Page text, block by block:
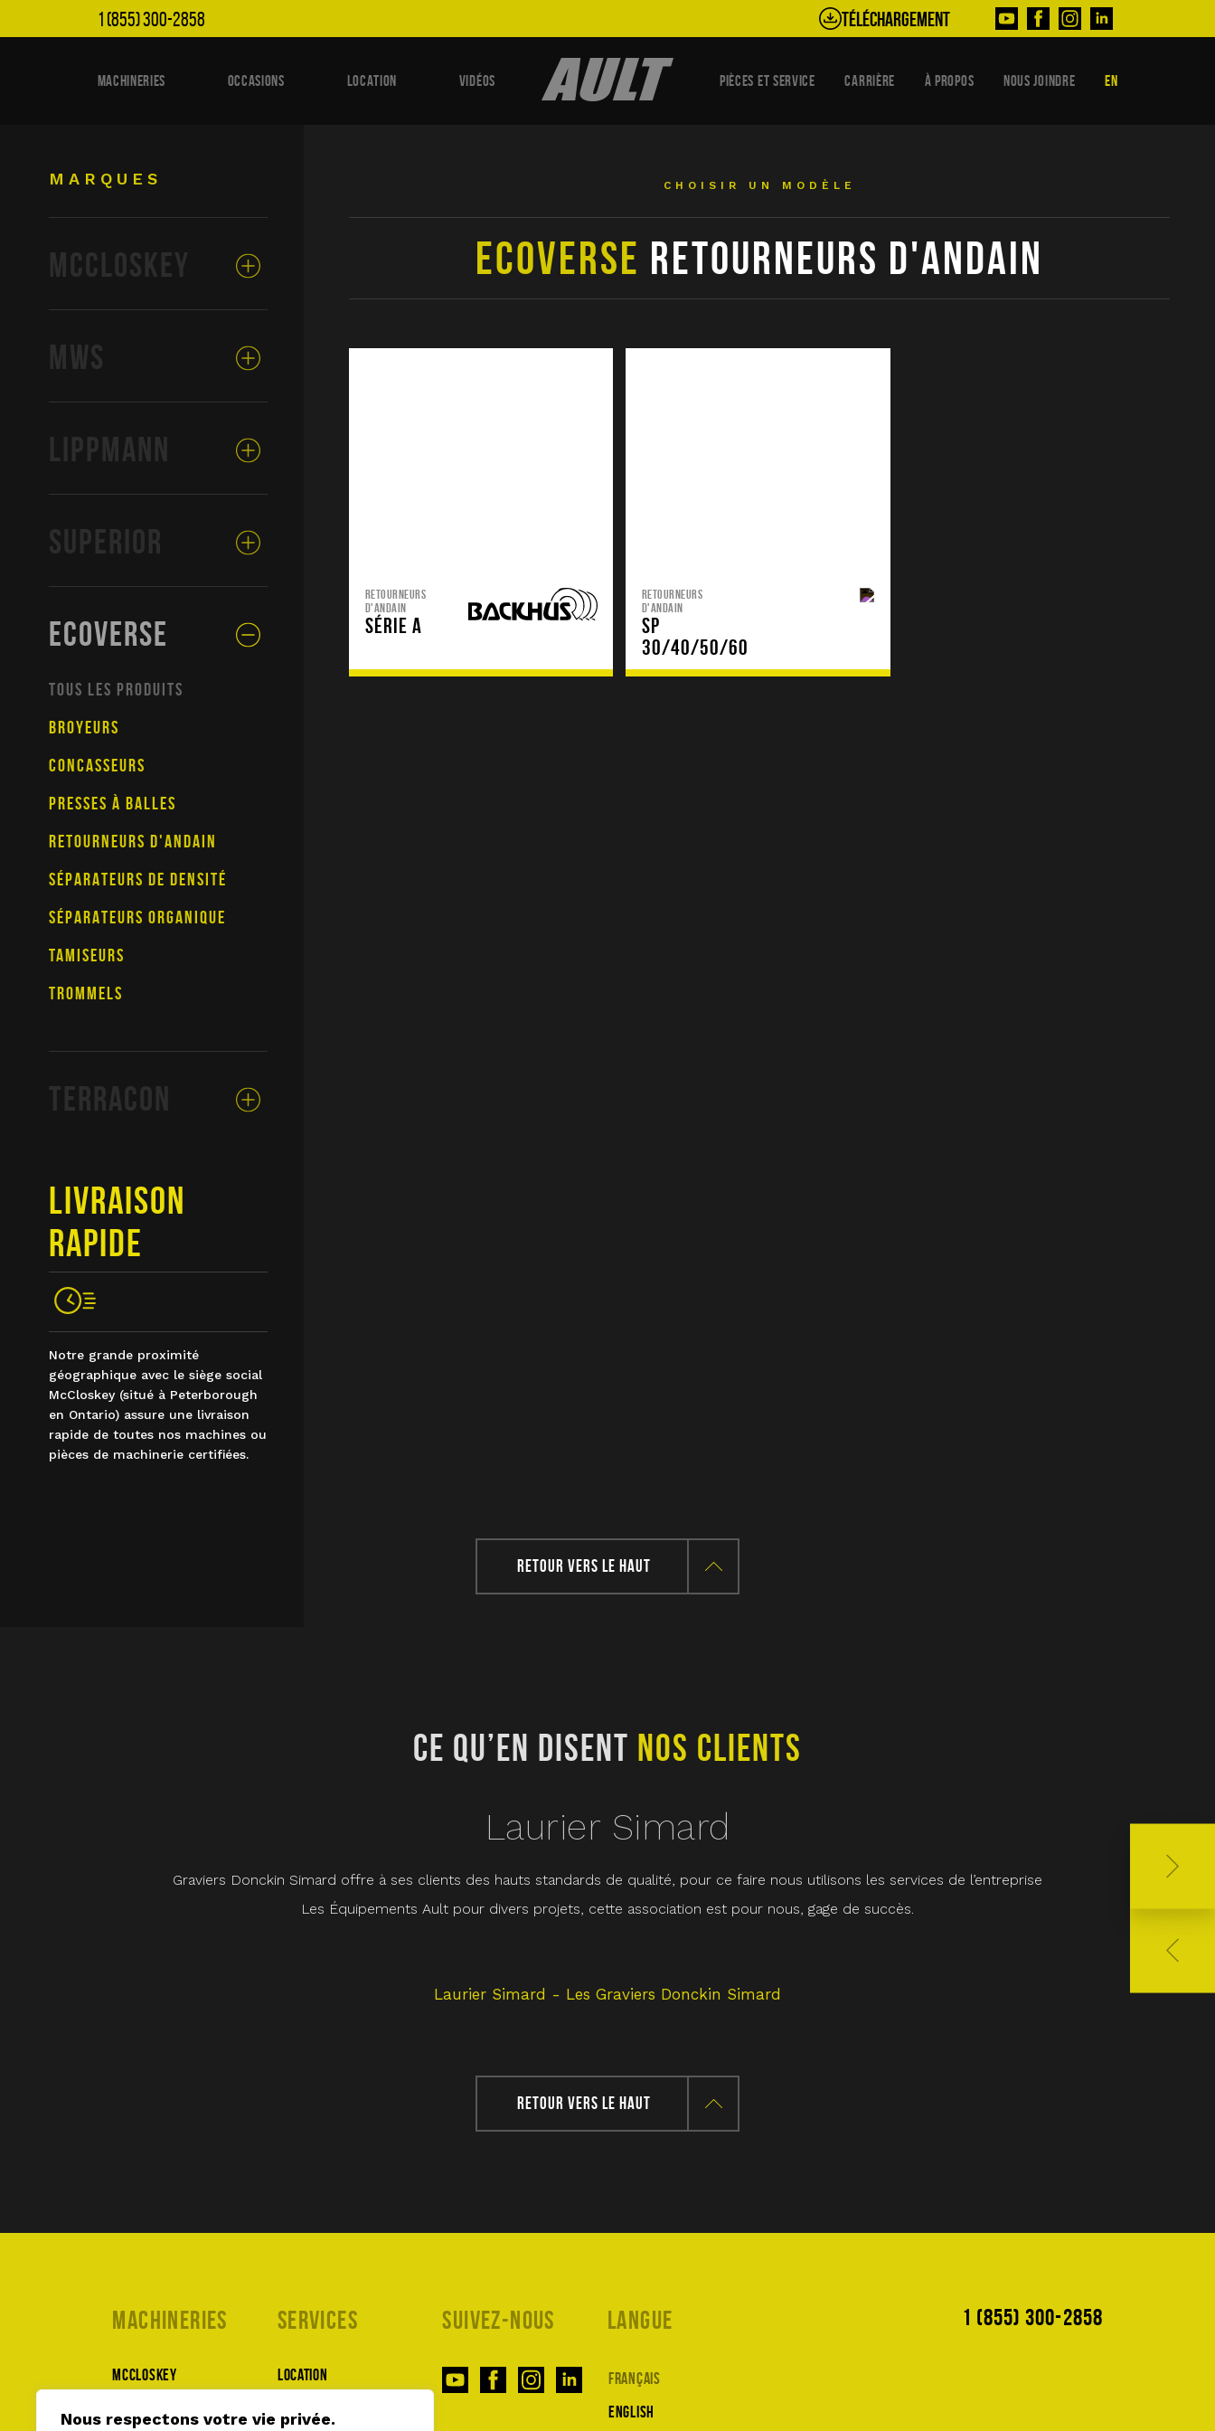
Nous respectons votre vie privée.
1 (855) 300-2858 Téléchargement
MACHINERIES OCCASIONS LOCATION VIDÉOS PIÈCES ET SERVICE CARRIÈRE À PROPOS NOUS JOINDRE EN
MARQUES
MCCLOSKEY
MWS
LIPPMANN
SUPERIOR
ECOVERSE
TOUS LES PRODUITS
BROYEURS
CONCASSEURS
PRESSES À BALLES
RETOURNEURS D'ANDAIN
SÉPARATEURS DE DENSITÉ
SÉPARATEURS ORGANIQUE
TAMISEURS
TROMMELS
TERRACON
LIVRAISON
RAPIDE
Notre grande proximité
géographique avec le siège social
McCloskey (situé à Peterborough
en Ontario) assure une livraison
rapide de toutes nos machines ou
pièces de machinerie certifiées.
CHOISIR UN MODÈLE
ECOVERSE RETOURNEURS D'ANDAIN
RETOURNEURS
D'ANDAIN
SÉRIE A
RETOURNEURS
D'ANDAIN
SP
30/40/50/60
RETOUR VERS LE HAUT
CE QU’EN DISENT NOS CLIENTS
Laurier Simard
Graviers Donckin Simard offre à ses clients des hauts standards de qualité, pour ce faire nous utilisons les services de l’entreprise
Les Équipements Ault pour divers projets, cette association est pour nous, gage de succès.
Laurier Simard - Les Graviers Donckin Simard
RETOUR VERS LE HAUT
Chez Ault, nous
de nous offrir un
Machineries
McCloskey
Services
Location
Suivez-nous Langue
Français
English
1 (855) 300-2858